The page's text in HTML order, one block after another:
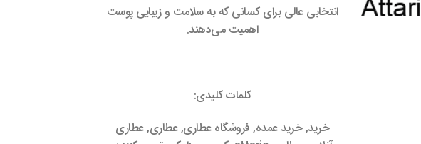
انتخابی عالی برای کسانی که به سلامت و زیبایی پوست
اهمیت می‌دهند.
کلمات کلیدی:
خرید, خرید عمده, فروشگاه عطاری, عطاری, عطاری